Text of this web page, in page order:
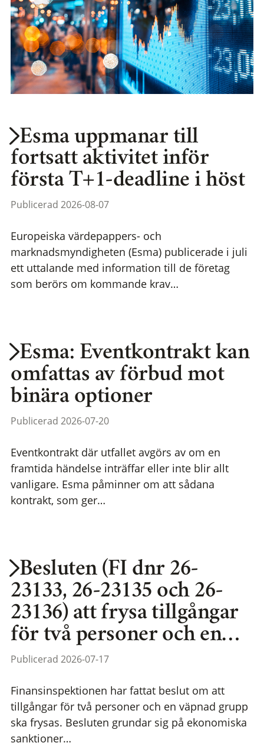
Esma uppmanar till
fortsatt aktivitet inför
första T+1-deadline i höst
Publicerad 2026-08-07
Europeiska värdepappers- och
marknadsmyndigheten (Esma) publicerade i juli
ett uttalande med information till de företag
som berörs om kommande krav…
Esma: Eventkontrakt kan
omfattas av förbud mot
binära optioner
Publicerad 2026-07-20
Eventkontrakt där utfallet avgörs av om en
framtida händelse inträffar eller inte blir allt
vanligare. Esma påminner om att sådana
kontrakt, som ger…
Besluten (FI dnr 26-
23133, 26-23135 och 26-
23136) att frysa tillgångar
för två personer och en…
Publicerad 2026-07-17
Finansinspektionen har fattat beslut om att
tillgångar för två personer och en väpnad grupp
ska frysas. Besluten grundar sig på ekonomiska
sanktioner…